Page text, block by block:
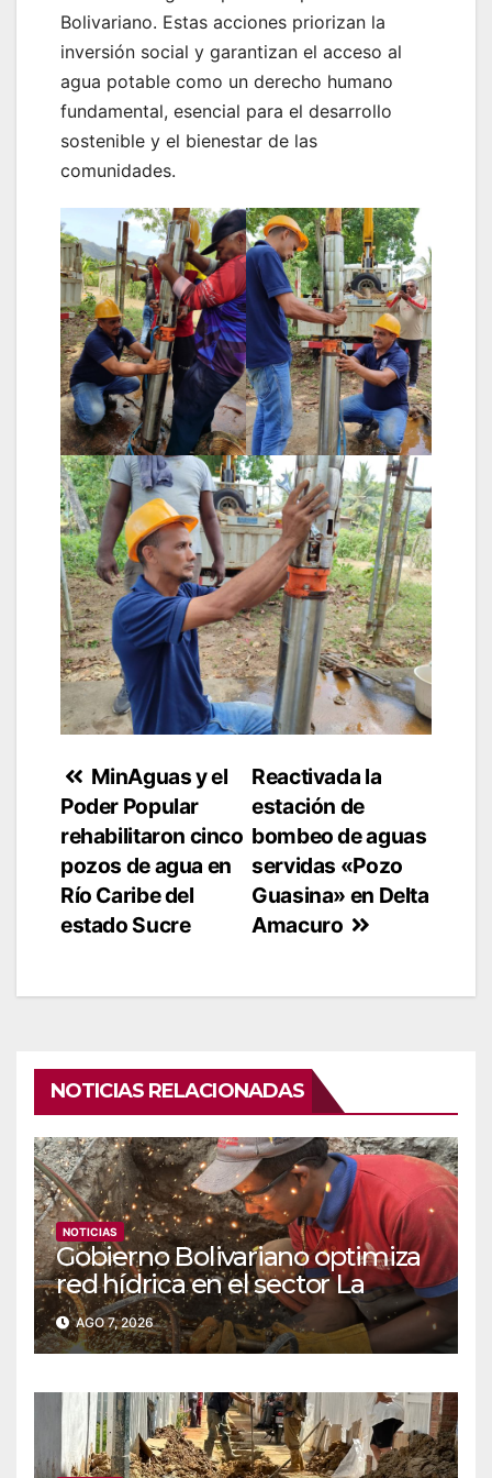
Bolivariano. Estas acciones priorizan la
inversión social y garantizan el acceso al
agua potable como un derecho humano
fundamental, esencial para el desarrollo
sostenible y el bienestar de las
comunidades.
Navegación
de
entradas
Reactivada la
estación de
bombeo de aguas
servidas «Pozo
Guasina» en Delta
Amacuro
MinAguas y el
Poder Popular
rehabilitaron cinco
pozos de agua en
Río Caribe del
estado Sucre
NOTICIAS RELACIONADAS
NOTICIAS
Gobierno Bolivariano optimiza
red hídrica en el sector La
Majada
AGO 7, 2026